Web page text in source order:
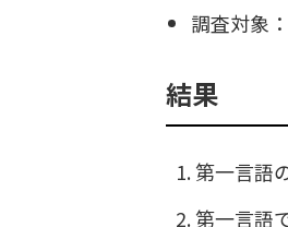
調査対象
結果
第一言語
第一言語